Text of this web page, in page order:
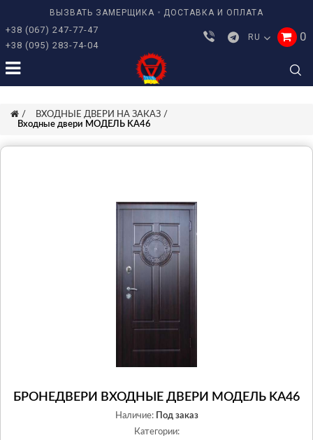
ВЫЗВАТЬ ЗАМЕРЩИКА ДОСТАВКА И ОПЛАТА
+38 (067) 247-77-47
+38 (095) 283-74-04
RU 0
ВХОДНЫЕ ДВЕРИ НА ЗАКАЗ
Входные двери МОДЕЛЬ KA46
БРОНЕДВЕРИ ВХОДНЫЕ ДВЕРИ МОДЕЛЬ KA46
Наличие:
Под заказ
Категории: